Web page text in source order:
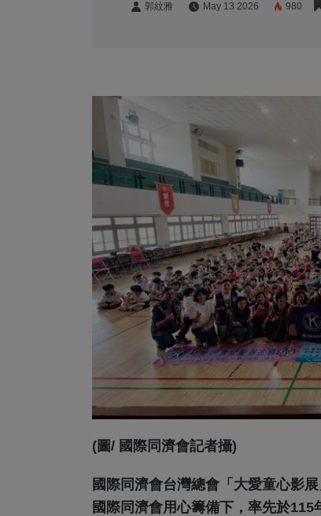
郭紋雅 May 13 2026 980
(圖/ 國際同濟會記者攝)
國際同濟會台灣總會「大愛童心影
國際同濟會用心籌備下，率先於